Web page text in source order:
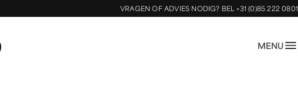
VRAGEN OF ADVIES NODIG? BEL +31 (0)85 222 0801
MENU